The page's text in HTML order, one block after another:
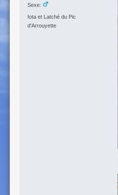
Sexe:
Iota et Latché du Pic
d'Arrouyette